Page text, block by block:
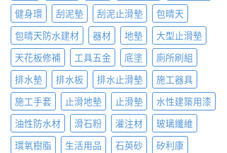
健身環
刮泥墊 刮泥止滑墊
包晴天
包晴天防水建材
器材 地墊
大型止滑墊
天花板修補
工具五金 底塗
廁所刷組
排水墊
排水板 排水止滑墊
施工器具
施工手套
止滑地墊 止滑墊
水性建築用漆
油性防水材
滑石粉 灌注材
玻璃纖維
環氧樹脂
生活用品 石英砂
矽利康